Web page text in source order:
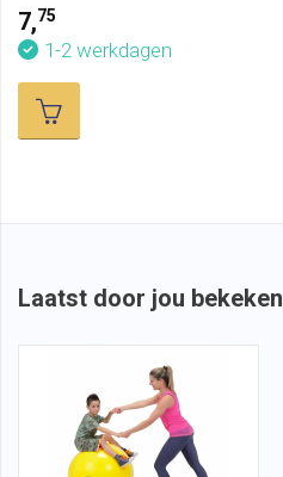
7,75
1-2 werkdagen
Laatst door jou bekeken